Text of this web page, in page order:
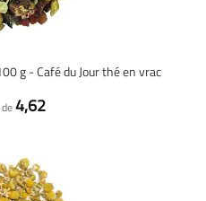
g - Café du Jour thé en vrac
4,62